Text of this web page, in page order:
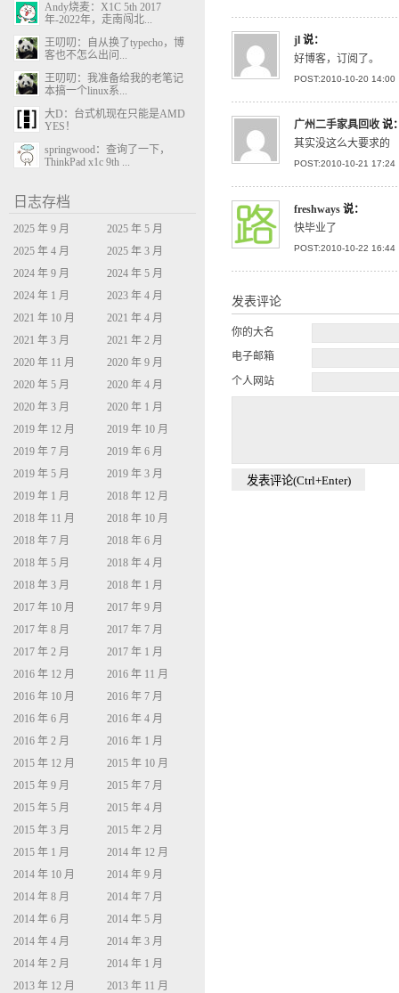
jl 说：
好博客，订阅了。
POST:2010-10-20 14:00
广州二手家具回收 说
其实没这么大要求的
POST:2010-10-21 17:24
freshways 说：
快毕业了
POST:2010-10-22 16:44
发表评论
你的大名
电子邮箱
个人网站
Andy烧麦：X1C 5th 2017
年-2022年，走南闯北...
王叨叨：自从换了typecho，博
客也不怎么出问...
王叨叨：我准备给我的老笔记
本搞一个linux系...
大D：台式机现在只能是AMD
YES！
springwood：查询了一下，
ThinkPad x1c 9th ...
日志存档
2025 年 9 月
2025 年 5 月
2025 年 4 月
2025 年 3 月
2024 年 9 月
2024 年 5 月
2024 年 1 月
2023 年 4 月
2021 年 10 月
2021 年 4 月
2021 年 3 月
2021 年 2 月
2020 年 11 月
2020 年 9 月
2020 年 5 月
2020 年 4 月
2020 年 3 月
2020 年 1 月
2019 年 12 月
2019 年 10 月
2019 年 7 月
2019 年 6 月
2019 年 5 月
2019 年 3 月
2019 年 1 月
2018 年 12 月
2018 年 11 月
2018 年 10 月
2018 年 7 月
2018 年 6 月
2018 年 5 月
2018 年 4 月
2018 年 3 月
2018 年 1 月
2017 年 10 月
2017 年 9 月
2017 年 8 月
2017 年 7 月
2017 年 2 月
2017 年 1 月
2016 年 12 月
2016 年 11 月
2016 年 10 月
2016 年 7 月
2016 年 6 月
2016 年 4 月
2016 年 2 月
2016 年 1 月
2015 年 12 月
2015 年 10 月
2015 年 9 月
2015 年 7 月
2015 年 5 月
2015 年 4 月
2015 年 3 月
2015 年 2 月
2015 年 1 月
2014 年 12 月
2014 年 10 月
2014 年 9 月
2014 年 8 月
2014 年 7 月
2014 年 6 月
2014 年 5 月
2014 年 4 月
2014 年 3 月
2014 年 2 月
2014 年 1 月
2013 年 12 月
2013 年 11 月